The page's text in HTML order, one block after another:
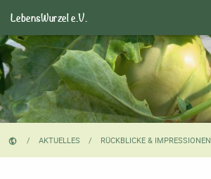
LebensWurzel e.V.
AKTUELLES RÜCKBLICKE & IMPRESSIONEN